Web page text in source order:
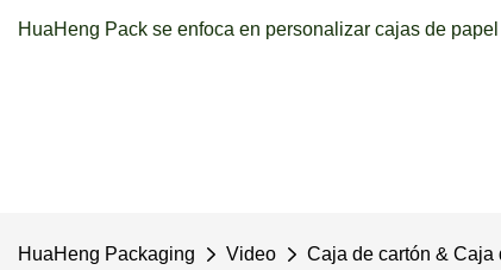
HuaHeng Pack se enfoca en personalizar cajas de
HuaHeng Packaging Video Caja de cartón & Caja